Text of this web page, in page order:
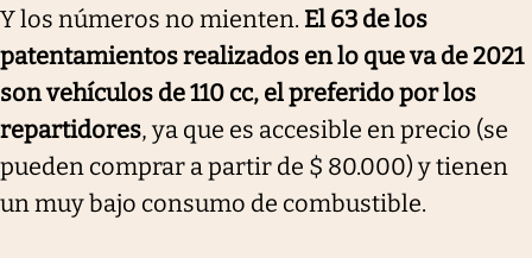
Y los números no mienten. El 63 de los
patentamientos realizados en lo que va de 2021
son vehículos de 110 cc, el preferido por los
repartidores, ya que es accesible en precio (se
pueden comprar a partir de $ 80.000) y tienen
un muy bajo consumo de combustible.